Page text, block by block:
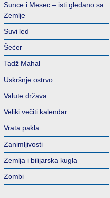
Sunce i Mesec – isti gledano sa
Zemlje
Suvi led
Šećer
Tadž Mahal
Uskršnje ostrvo
Valute država
Veliki večiti kalendar
Vrata pakla
Zanimljivosti
Zemlja i bilijarska kugla
Zombi